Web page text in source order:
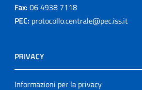
Fax: 06 4938 7118
PEC: protocollo.centrale@pec.iss.it
PRIVACY
Informazioni per la privacy